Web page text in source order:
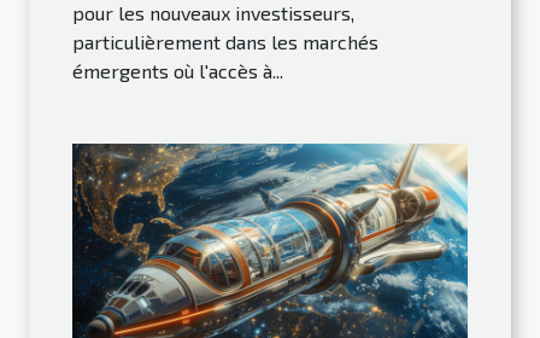
pour les nouveaux investisseurs,
particulièrement dans les marchés
émergents où l'accès à...